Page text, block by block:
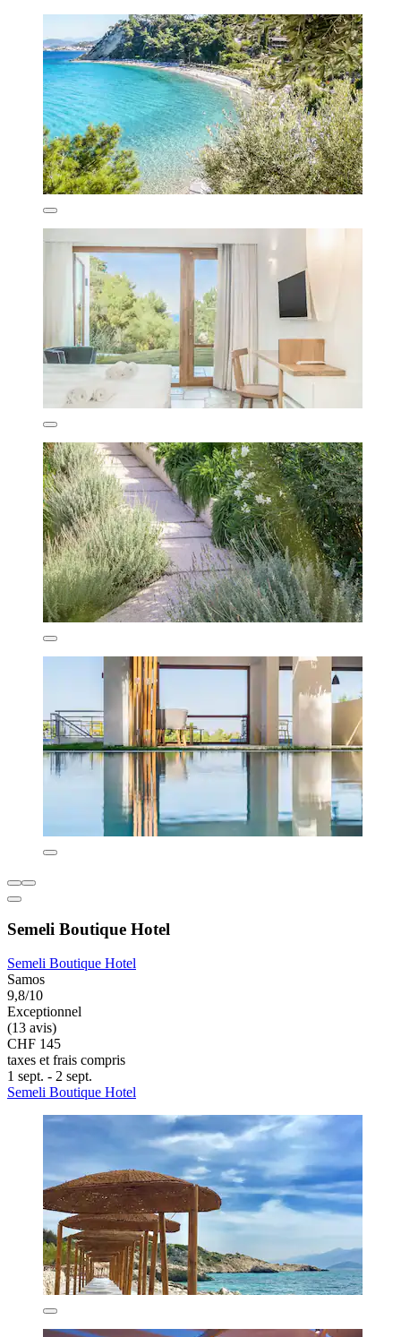
Semeli Boutique Hotel
Semeli Boutique Hotel
Samos
9,8/10
Exceptionnel
(13 avis)
CHF 145
taxes et frais compris
1 sept. - 2 sept.
Semeli Boutique Hotel